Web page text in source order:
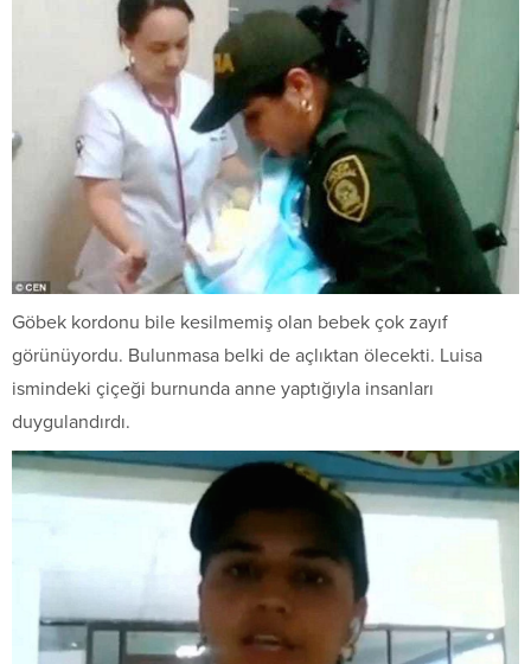
Göbek kordonu bile kesilmemiş olan bebek çok zayıf
görünüyordu. Bulunmasa belki de açlıktan ölecekti. Luisa
ismindeki çiçeği burnunda anne yaptığıyla insanları
duygulandırdı.